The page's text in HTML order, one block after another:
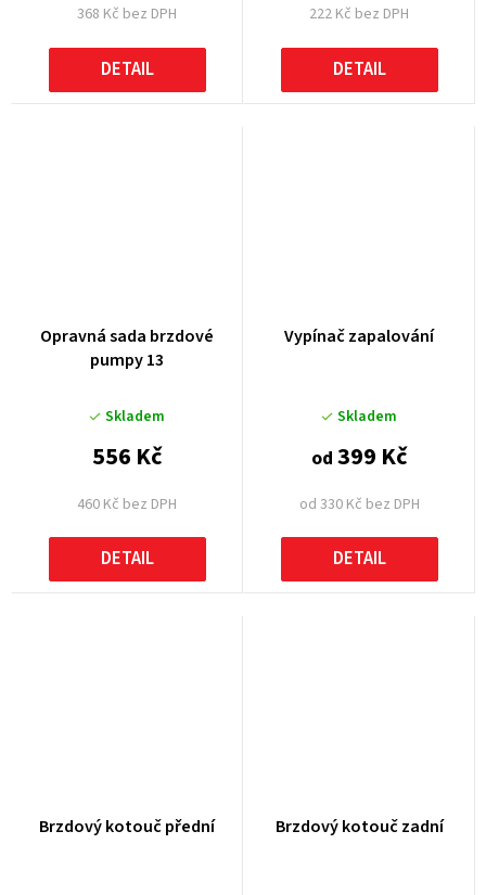
368 Kč bez DPH
DETAIL
222 Kč bez DPH
DETAIL
Opravná sada brzdové
pumpy 13
Skladem
460 Kč bez DPH
556 Kč
DETAIL
Vypínač zapalování
Skladem
od 330 Kč bez DPH
od 399 Kč
DETAIL
Brzdový kotouč přední Brzdový kotouč zadní